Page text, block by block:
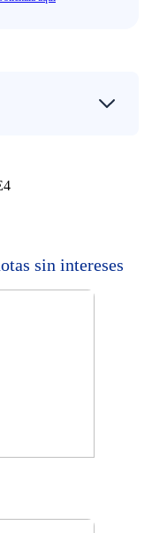
sin intereses